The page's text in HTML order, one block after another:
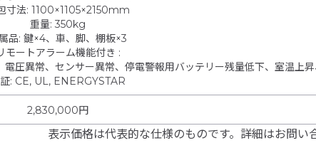
寸法: 1100×1105×2150mm
重量: 350kg
品: 鍵×4、車、脚、棚板×3
モートアラーム機能付き :
圧異常、センサー異常、停電警報用バッテリー残量低下、室温上
: CE, UL, ENERGYSTAR
2,830,000円
表示価格は代表的な仕様のものです。詳細はお問い